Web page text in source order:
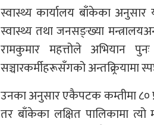
स्वास्थ्य कार्यालय बाँकेका अनुसार
स्वास्थ्य तथा जनसङ्ख्या
रामकुमार महत्तोले अभियान
सञ्चारकर्मीहरूसँगको अन्तक्र्रियामा
उनका अनुसार एकैपटक कम्तीमा ८०
तर बाँकेका लक्षित पालिकामा